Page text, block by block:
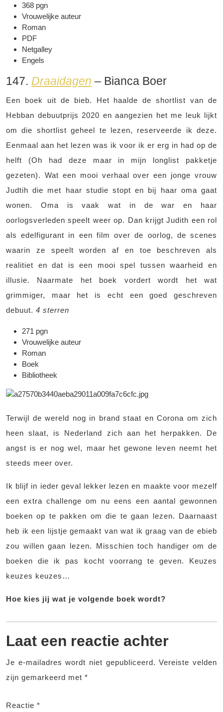
368 pgn
Vrouwelijke auteur
Roman
PDF
Netgalley
Engels
147. Draaidagen – Bianca Boer
Een boek uit de bieb. Het haalde de shortlist van de
Hebban debuutprijs 2020 en aangezien het me leuk lijkt
om die shortlist geheel te lezen, reserveerde ik deze.
Eenmaal aan het lezen was ik voor ik er erg in had op de
helft (Oh had deze maar in mijn longlist pakketje
gezeten). Wat een mooi verhaal over een jonge vrouw
Judtih die met haar studie stopt en bij haar oma gaat
wonen. Oma is vaak wat in de war en haar
oorlogsverleden speelt weer op. Dan krijgt Judith een rol
als edelfigurant in een film over de oorlog, de scenes
waarin ze speelt worden af en toe beschreven als
realitiet en dat is een mooi spel tussen waarheid en
illusie. Naarmate het boek vordert wordt het wat
grimmiger, maar het is echt een goed geschreven
debuut. 4 sterren
271 pgn
Vrouwelijke auteur
Roman
Boek
Bibliotheek
Terwijl de wereld nog in brand staat en Corona om zich
heen slaat, is Nederland zich aan het herpakken. De
angst is er nog wel, maar het gewone leven neemt het
steeds meer over.
Ik blijf in ieder geval lekker lezen en maakte voor mezelf
een extra challenge om nu eens een aantal gewonnen
boeken op te pakken om die te gaan lezen. Daarnaast
heb ik een lijstje gemaakt van wat ik graag van de ebieb
zou willen gaan lezen. Misschien toch handiger om de
boeken die ik pas kocht voorrang te geven. Keuzes
keuzes keuzes…
Hoe kies jij wat je volgende boek wordt?
Laat een reactie achter
Je e-mailadres wordt niet gepubliceerd. Vereiste velden
zijn gemarkeerd met *
Reactie *